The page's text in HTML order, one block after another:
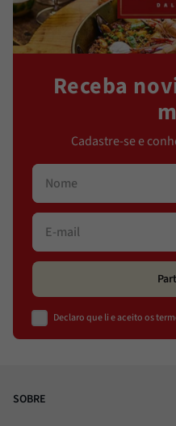
Receba
Cadastre-se e
Declaro que li e aceito os
SOBRE